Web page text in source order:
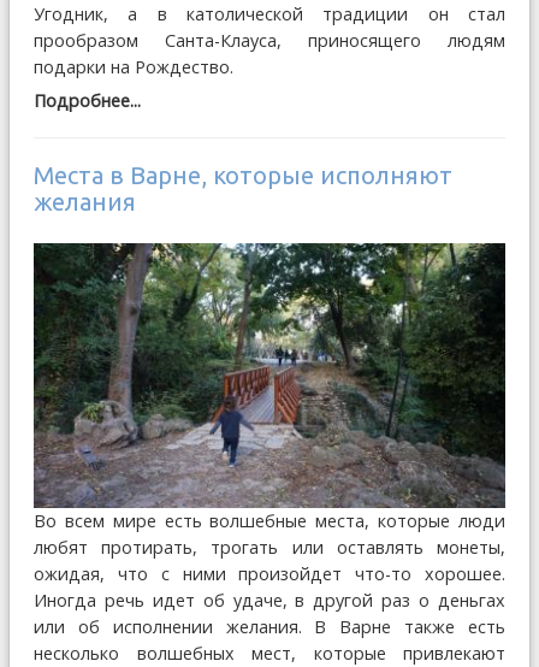
Угодник, а в католической традиции он стал
прообразом Санта-Клауса, приносящего людям
подарки на Рождество.
Подробнее...
Места в Варне, которые исполняют
желания
Во всем мире есть волшебные места, которые люди
любят протирать, трогать или оставлять монеты,
ожидая, что с ними произойдет что-то хорошее.
Иногда речь идет об удаче, в другой раз о деньгах
или об исполнении желания. В Варне также есть
несколько волшебных мест, которые привлекают